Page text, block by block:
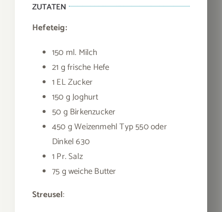
ZUTATEN
Hefeteig:
150 ml. Milch
21 g frische Hefe
1 EL Zucker
150 g Joghurt
50 g Birkenzucker
450 g Weizenmehl Typ 550 oder
Dinkel 630
1 Pr. Salz
75 g weiche Butter
Streusel: